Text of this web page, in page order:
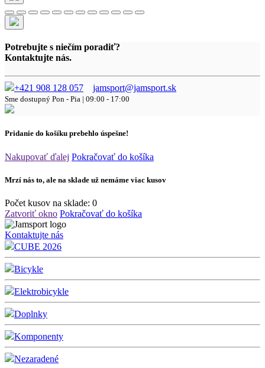
Potrebujte s niečím poradiť?
Kontaktujte nás.
+421 908 128 057 jamsport@jamsport.sk
Sme dostupný Pon - Pia | 09:00 - 17:00
Pridanie do košíku prebehlo úspešne!
Nakupovať ďalej Pokračovať do košíka
Mrzí nás to, ale na sklade už nemáme viac kusov
Počet kusov na sklade: 0
Zatvoriť okno Pokračovať do košíka
Kontaktujte nás
CUBE 2026
Bicykle
Elektrobicykle
Doplnky
Komponenty
Nezaradené